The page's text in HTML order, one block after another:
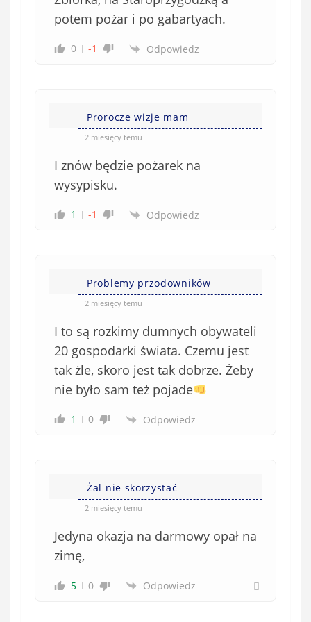
potem pożar i po gabartyach.
0 -1 Odpowiedz
Prorocze wizje mam
2 miesięcy temu
I znów będzie pożarek na
wysypisku.
1 -1 Odpowiedz
Problemy przodowników
2 miesięcy temu
I to są rozkimy dumnych obywateli
20 gospodarki świata. Czemu jest
tak żle, skoro jest tak dobrze. Żeby
nie było sam też pojade
1 0 Odpowiedz
Żal nie skorzystać
2 miesięcy temu
Jedyna okazja na darmowy opał na
zimę,
5 0 Odpowiedz